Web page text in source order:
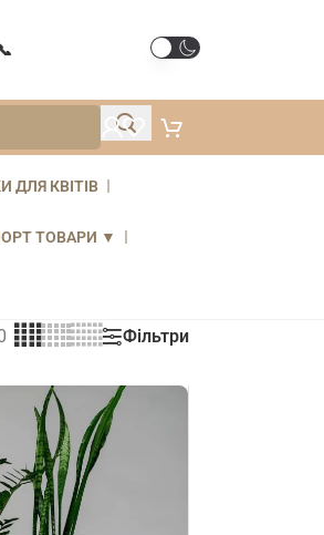
ДЛЯ КВІТІВ
ТОВАРИ ▼
Фільтри